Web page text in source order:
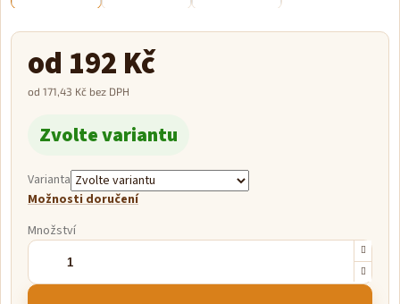
od 192 Kč
od 171,43 Kč bez DPH
cena:
Zvolte variantu
Varianta
Možnosti doručení
Množství